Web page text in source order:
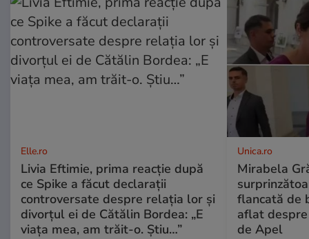
Elle.ro
Livia Eftimie, prima reacție după
ce Spike a făcut declarații
controversate despre relația lor și
divorțul ei de Cătălin Bordea: „E
viața mea, am trăit-o. Știu…”
Unica.ro
Mirabela
flancată de
aflat
de Apel